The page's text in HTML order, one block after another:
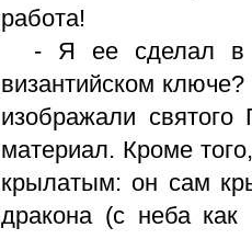
работа!
- Я ее сделал в
византийском
изображали
материал. Кроме
крылатым: он сам
дракона (с неба как